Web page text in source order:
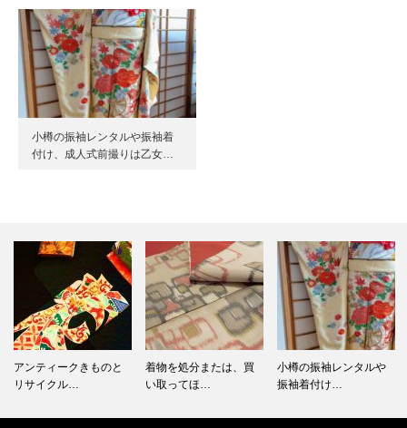
小樽の振袖レンタルや振袖着
付け、成人式前撮りは乙女…
アンティークきものと
リサイクル…
着物を処分または、買
い取ってほ…
小樽の振袖レンタルや
振袖着付け…